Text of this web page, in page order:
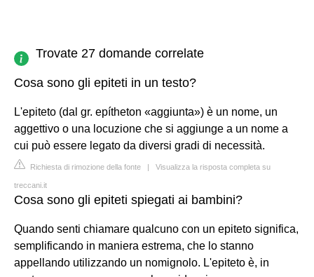
Trovate 27 domande correlate
Cosa sono gli epiteti in un testo?
L'epiteto (dal gr. epítheton «aggiunta») è un nome, un
aggettivo o una locuzione che si aggiunge a un nome a
cui può essere legato da diversi gradi di necessità.
Richiesta di rimozione della fonte | Visualizza la risposta completa su
treccani.it
Cosa sono gli epiteti spiegati ai bambini?
Quando senti chiamare qualcuno con un epiteto significa,
semplificando in maniera estrema, che lo stanno
appellando utilizzando un nomignolo. L'epiteto è, in